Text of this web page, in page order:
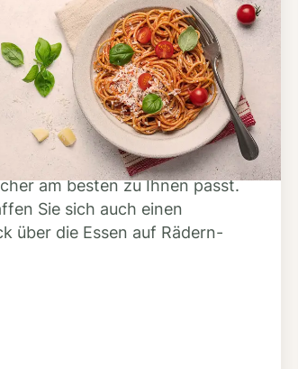
2
finden
Sie unsere große Mahlzeiten-
um herauszufinden,
Anbieter es in Ihrer Region gibt
am besten zu Ihnen passt.
Sie sich auch einen
über die Essen auf Rädern-